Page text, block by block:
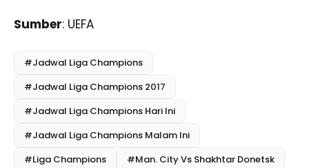
Sumber: UEFA
#Jadwal Liga Champions
#Jadwal Liga Champions 2017
#Jadwal Liga Champions Hari Ini
#Jadwal Liga Champions Malam Ini
#Liga Champions
#Man. City Vs Shakhtar Donetsk